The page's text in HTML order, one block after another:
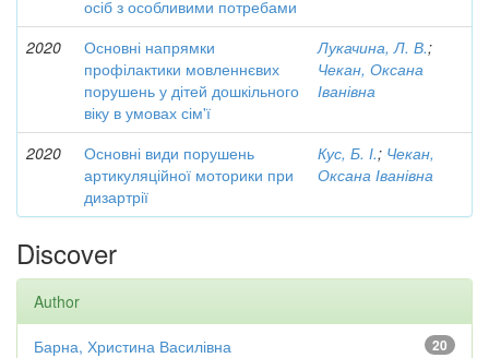
осіб з особливими потребами
2020
Основні напрямки
профілактики мовленнєвих
порушень у дітей дошкільного
віку в умовах сім'ї
Лукачина, Л. В.;
Чекан, Оксана
Іванівна
2020
Основні види порушень
артикуляційної моторики при
дизартрії
Кус, Б. І.; Чекан,
Оксана Іванівна
Discover
Author
20
Барна, Христина Василівна